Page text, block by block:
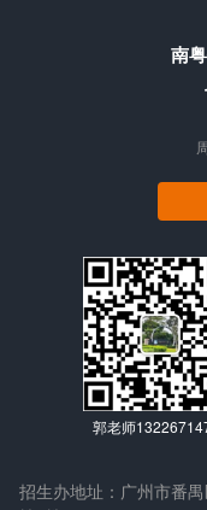
南
郭老师
招生办地址：广州市番